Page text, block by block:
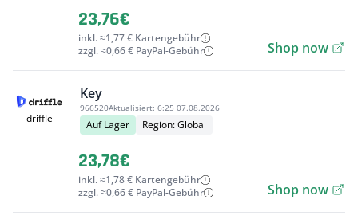
23,76€
inkl. ≈1,77 € Kartengebühr
zzgl. ≈0,66 € PayPal-Gebühr
Shop now
driffle
Key
966520Aktualisiert: 6:25 07.08.2026
Auf Lager Region: Global
23,78€
inkl. ≈1,78 € Kartengebühr
zzgl. ≈0,66 € PayPal-Gebühr
Shop now